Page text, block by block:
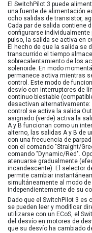
El SwitchPilot 3 puede
una fuente de alimentación
ocho salidas de transistor,
Cada par de salida contiene
configurarse individualmente
pulso, la salida se activa en
El hecho de que la salida se
transcurrido el tiempo
sobrecalentamiento de los
solenoide. En modo
permanece activa mientras
control. Este modo de
desvío con interruptores de
continuo biestable
desactivan alternativamente:
control se activa la salida
asignado (verde) activa la
A y B funcionan como un
alterno, las salidas A y B de
con una frecuencia de
con el comando "Straight/
comando "Dynamic/Red".
atenuarse gradualmente
incandescente). El selector
permite cambiar
simultáneamente al modo
independientemente de su
Dado que el SwitchPilot 3
se pueden leer y modificar
utilizarse con un ECoS, el
del desvío en motores de
que su desvío ha cambiado